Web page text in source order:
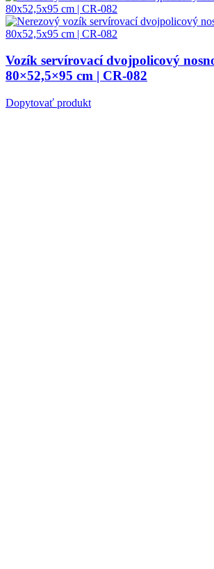
Vozík servírovací dvojpolicový
80×52,5×95 cm | CR-082
Dopytovať produkt